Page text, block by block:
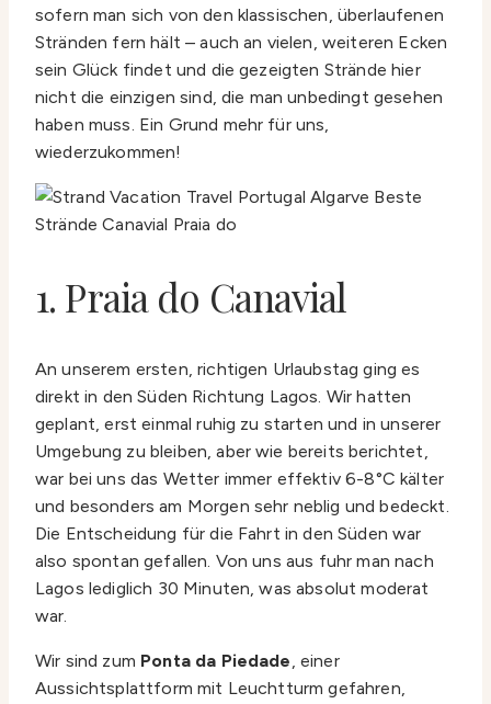
sofern man sich von den klassischen, überlaufenen
Stränden fern hält – auch an vielen, weiteren Ecken
sein Glück findet und die gezeigten Strände hier
nicht die einzigen sind, die man unbedingt gesehen
haben muss. Ein Grund mehr für uns,
wiederzukommen!
1. Praia do Canavial
An unserem ersten, richtigen Urlaubstag ging es
direkt in den Süden Richtung Lagos. Wir hatten
geplant, erst einmal ruhig zu starten und in unserer
Umgebung zu bleiben, aber wie bereits berichtet,
war bei uns das Wetter immer effektiv 6-8°C kälter
und besonders am Morgen sehr neblig und bedeckt.
Die Entscheidung für die Fahrt in den Süden war
also spontan gefallen. Von uns aus fuhr man nach
Lagos lediglich 30 Minuten, was absolut moderat
war.
Wir sind zum Ponta da Piedade, einer
Aussichtsplattform mit Leuchtturm gefahren,